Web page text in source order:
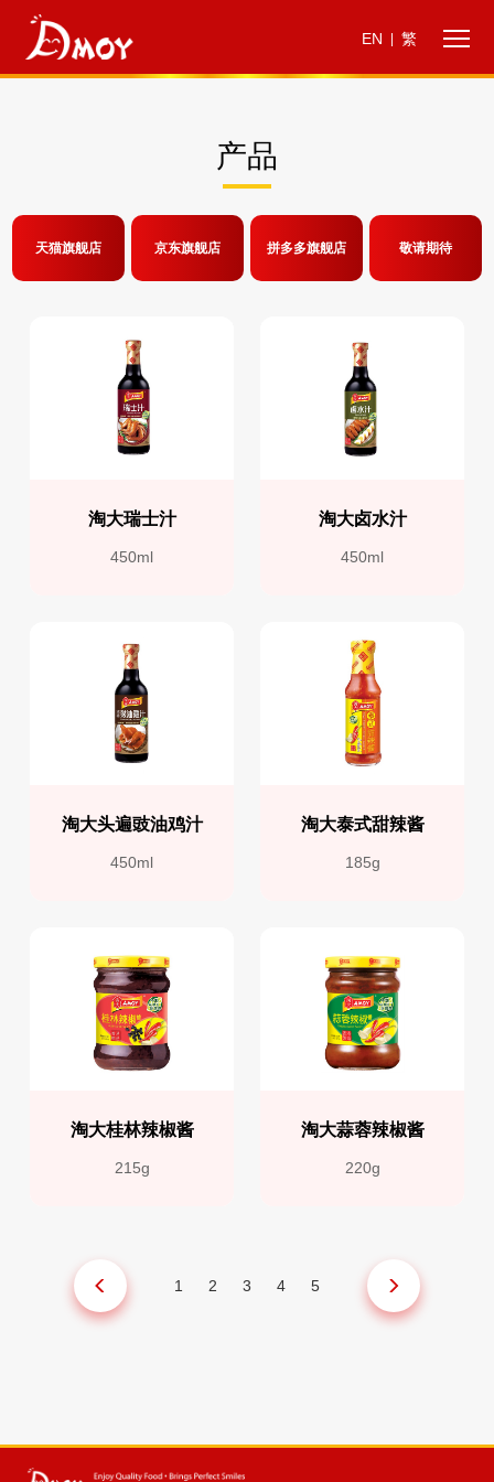
EN 繁
产品
天猫旗舰店 京东旗舰店 拼多多旗舰店 敬请期待
淘大瑞士汁
450ml
淘大卤水汁
450ml
淘大头遍豉油鸡汁
450ml
淘大泰式甜辣酱
185g
淘大桂林辣椒酱
215g
淘大蒜蓉辣椒酱
220g
1 2 3 4 5